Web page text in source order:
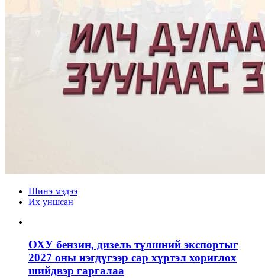
Шинэ мэдээ
Их уншсан
ОХУ бензин, дизель түлшний экспортыг
2027 оны нэгдүгээр сар хүртэл хориглох
шийдвэр гаргалаа